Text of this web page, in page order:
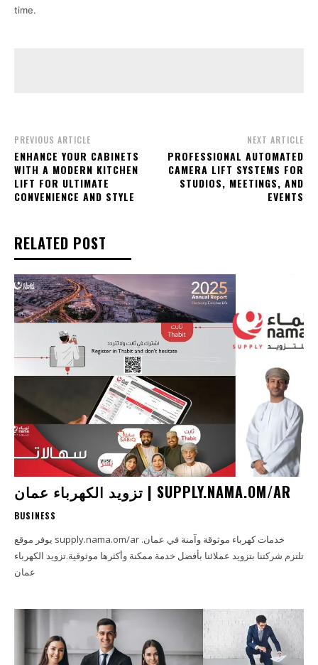
time.
PREVIOUS ARTICLE
ENHANCE YOUR CABINETS
WITH A MODERN KITCHEN
LIFT FOR ULTIMATE
CONVENIENCE AND STYLE
NEXT ARTICLE
PROFESSIONAL AUTOMATED
CAMERA LIFT SYSTEMS FOR
STUDIOS, MEETINGS, AND
EVENTS
RELATED POST
تزويد الكهرباء عمان | SUPPLY.NAMA.OM/AR
BUSINESS
يوفر موقع supply.nama.om/ar خدمات كهرباء موثوقة وآمنة في عمان.
تلتزم شركتنا بتزويد عملائنا بأفضل خدمة ممكنة وأكثرها موثوقية.تزويد الكهرباء
عمان